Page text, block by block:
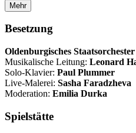
Mehr
Besetzung
Oldenburgisches Staatsorchester
Musikalische Leitung: Leonard
Solo-Klavier: Paul Plummer
Live-Malerei: Sasha Faradzheva
Moderation: Emilia Durka
Spielstätte